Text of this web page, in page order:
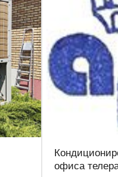
офиса